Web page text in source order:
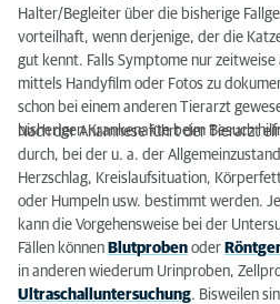
Halter/Begleiter über die bisherige
vorteilhaft, wenn derjenige, der die
gut kennt. Falls Symptome nur
mittels Handyfilm oder Fotos zu
schon bei einem anderen Tierarzt
bisherigen Krankenakte beim Besuch
Nach der Anamnese führt der Tierarzt
durch, bei der u. a. der
Herzschlag, Kreislaufsituation,
oder Humpeln usw. bestimmt werden.
kann die Vorgehensweise bei der
Fällen können Blutproben oder
in anderen wiederum Urinproben,
Ultraschalluntersuchung. Bisweilen